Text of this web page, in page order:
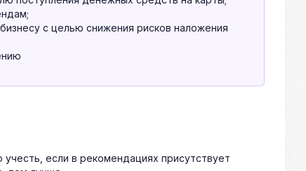
с целью снижения рисков наложения
если в рекомендациях присутствует